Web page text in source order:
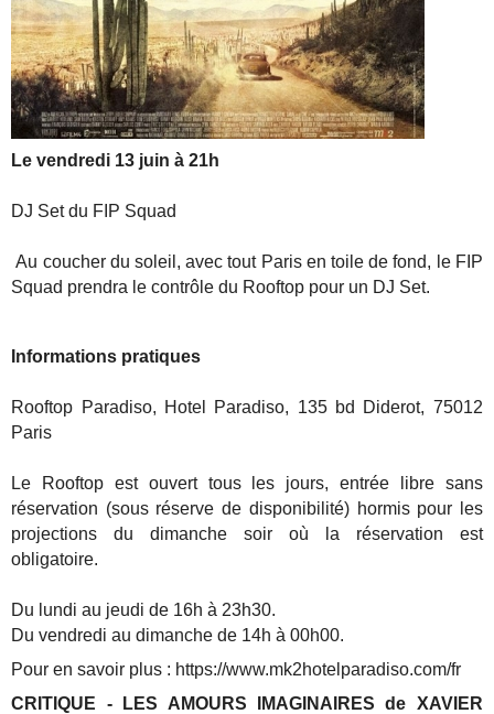
Le vendredi 13 juin à 21h
DJ Set du FIP Squad
Au coucher du soleil, avec tout Paris en toile de fond, le FIP
Squad prendra le contrôle du Rooftop pour un DJ Set.
Informations pratiques
Rooftop Paradiso, Hotel Paradiso, 135 bd Diderot, 75012
Paris
Le Rooftop est ouvert tous les jours, entrée libre sans
réservation (sous réserve de disponibilité) hormis pour les
projections du dimanche soir où la réservation est
obligatoire.
Du lundi au jeudi de 16h à 23h30.
Du vendredi au dimanche de 14h à 00h00.
Pour en savoir plus : https://www.mk2hotelparadiso.com/fr
CRITIQUE - LES AMOURS IMAGINAIRES de XAVIER